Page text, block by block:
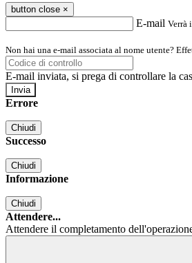
button close ×
E-mail Verrà
Non hai una e-mail associata al nome utente?
E-mail inviata, si prega di controllare la
Errore
Chiudi
Successo
Chiudi
Informazione
Chiudi
Attendere...
Attendere il completamento